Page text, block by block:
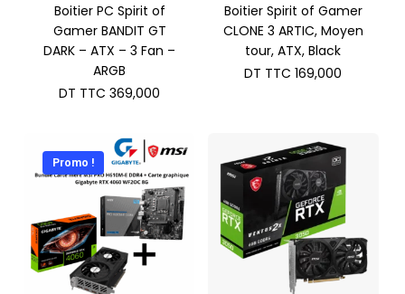
Boitier PC Spirit of
Gamer BANDIT GT
DARK – ATX – 3 Fan –
ARGB
DT TTC 369,000
Boitier Spirit of Gamer
CLONE 3 ARTIC, Moyen
tour, ATX, Black
DT TTC 169,000
Promo !